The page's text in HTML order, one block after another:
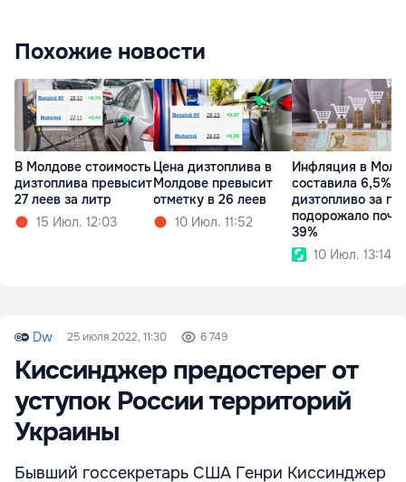
Похожие новости
В Молдове стоимость
дизтоплива превысит
27 леев за литр
15 Июл. 12:03
Цена дизтоплива в
Молдове превысит
отметку в 26 леев
10 Июл. 11:52
Инфляция в
составила 6,5%:
дизтопливо за год
подорожало
39%
10 Июл. 13:14
Dw 25 июля 2022, 11:30 6 749
Киссинджер предостерег от
уступок России территорий
Украины
Бывший госсекретарь США Генри Киссинджер